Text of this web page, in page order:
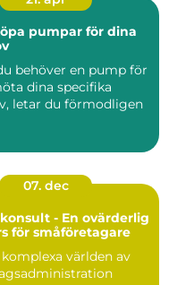
pumpar för dina
behöver en pump för
dina specifika
letar du förmodligen
07. dec
- En ovärderlig
för småföretagare
komplexa världen av